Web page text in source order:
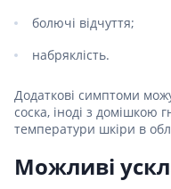
болючі відчуття;
набряклість.
Додаткові симптоми
соска, іноді з домішкою
температури шкіри в
Можливі